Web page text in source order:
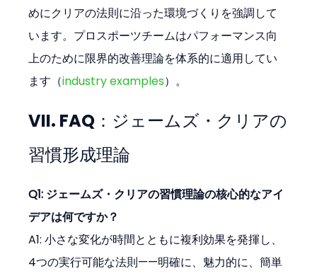
めにクリアの法則に沿った環境づくりを強調して
います。プロスポーツチームはパフォーマンス向
上のために限界的改善理論を体系的に適用してい
ます（industry examples）。
VII. FAQ：ジェームズ・クリアの
習慣形成理論
Q1: ジェームズ・クリアの習慣理論の核心的なアイ
デアは何ですか？
A1: 小さな変化が時間とともに複利効果を発揮し、
4つの実行可能な法則——明確に、魅力的に、簡単